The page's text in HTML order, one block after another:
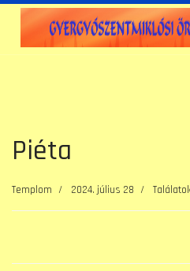
Piéta
Templom 2024. július 28